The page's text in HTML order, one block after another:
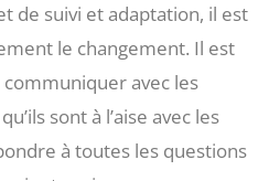
de suivi et adaptation, il est
le changement. Il est
avec les
sont à l’aise avec les
à toutes les questions